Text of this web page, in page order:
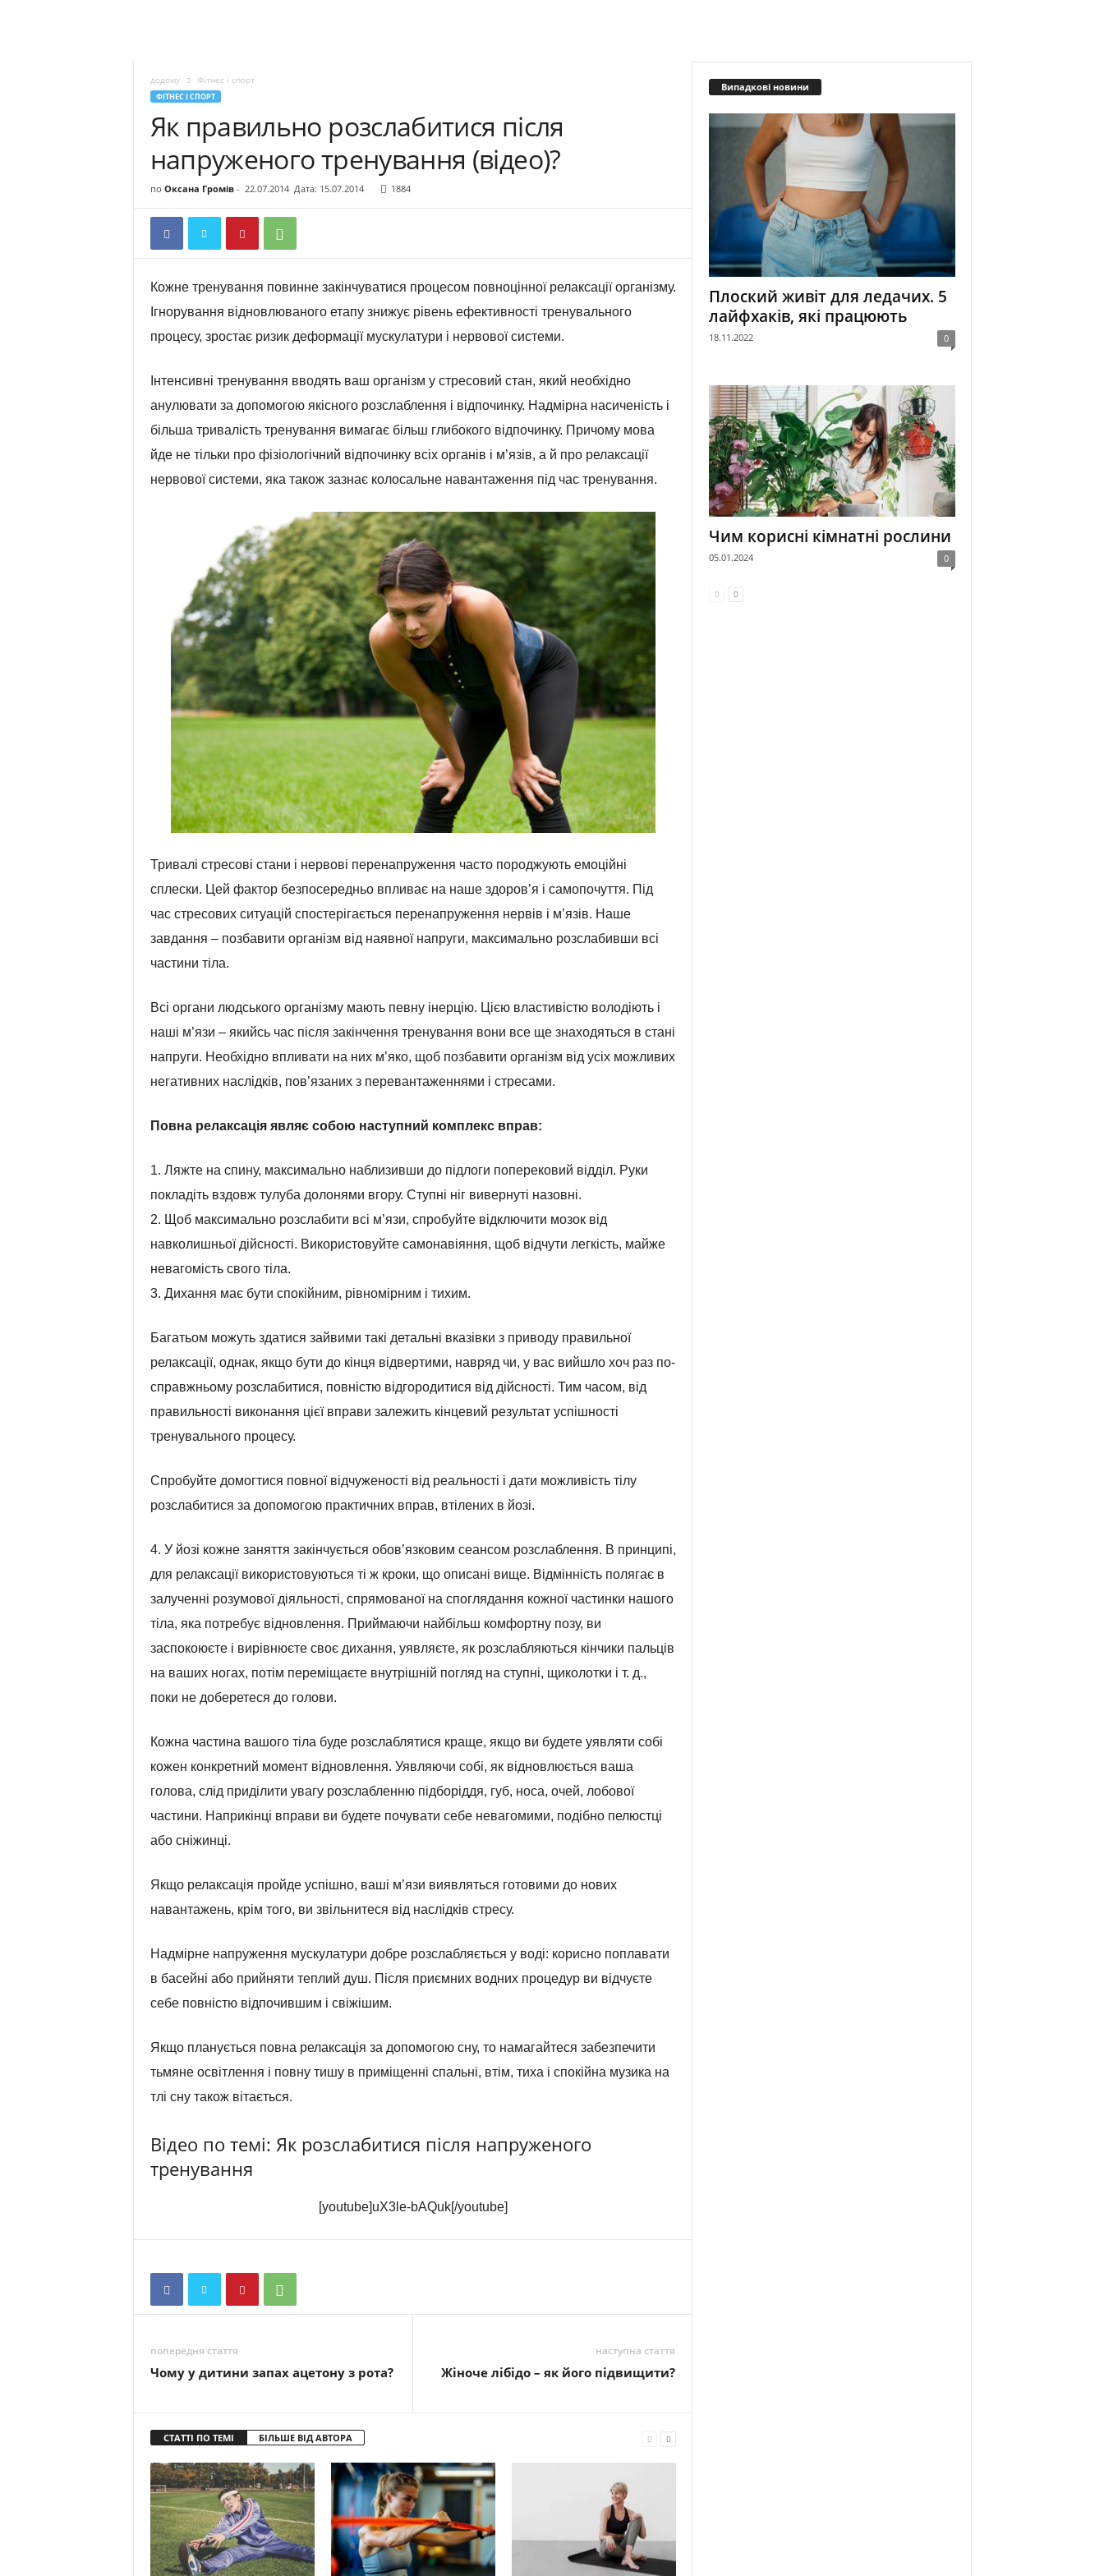
додому Фітнес і спорт
ФІТНЕС І СПОРТ
Як правильно розслабитися після
напруженого тренування (відео)?
по Оксана Громів- 22.07.2014 Дата: 15.07.2014 1884
Кожне тренування повинне закінчуватися процесом повноцінної релаксації організму.
Ігнорування відновлюваного етапу знижує рівень ефективності тренувального
процесу, зростає ризик деформації мускулатури і нервової системи.
Інтенсивні тренування вводять ваш організм у стресовий стан, який необхідно
анулювати за допомогою якісного розслаблення і відпочинку. Надмірна насиченість і
більша тривалість тренування вимагає більш глибокого відпочинку. Причому мова
йде не тільки про фізіологічний відпочинку всіх органів і м’язів, а й про релаксації
нервової системи, яка також зазнає колосальне навантаження під час тренування.
Тривалі стресові стани і нервові перенапруження часто породжують емоційні
сплески. Цей фактор безпосередньо впливає на наше здоров’я і самопочуття. Під
час стресових ситуацій спостерігається перенапруження нервів і м’язів. Наше
завдання – позбавити організм від наявної напруги, максимально розслабивши всі
частини тіла.
Всі органи людського організму мають певну інерцію. Цією властивістю володіють і
наші м’язи – якийсь час після закінчення тренування вони все ще знаходяться в стані
напруги. Необхідно впливати на них м’яко, щоб позбавити організм від усіх можливих
негативних наслідків, пов’язаних з перевантаженнями і стресами.
Повна релаксація являє собою наступний комплекс вправ:
1. Ляжте на спину, максимально наблизивши до підлоги поперековий відділ. Руки
покладіть вздовж тулуба долонями вгору. Ступні ніг вивернуті назовні.
2. Щоб максимально розслабити всі м’язи, спробуйте відключити мозок від
навколишньої дійсності. Використовуйте самонавіяння, щоб відчути легкість, майже
невагомість свого тіла.
3. Дихання має бути спокійним, рівномірним і тихим.
Багатьом можуть здатися зайвими такі детальні вказівки з приводу правильної
релаксації, однак, якщо бути до кінця відвертими, навряд чи, у вас вийшло хоч раз по-
справжньому розслабитися, повністю відгородитися від дійсності. Тим часом, від
правильності виконання цієї вправи залежить кінцевий результат успішності
тренувального процесу.
Спробуйте домогтися повної відчуженості від реальності і дати можливість тілу
розслабитися за допомогою практичних вправ, втілених в йозі.
4. У йозі кожне заняття закінчується обов’язковим сеансом розслаблення. В принципі,
для релаксації використовуються ті ж кроки, що описані вище. Відмінність полягає в
залученні розумової діяльності, спрямованої на споглядання кожної частинки нашого
тіла, яка потребує відновлення. Приймаючи найбільш комфортну позу, ви
заспокоюєте і вирівнюєте своє дихання, уявляєте, як розслабляються кінчики пальців
на ваших ногах, потім переміщаєте внутрішній погляд на ступні, щиколотки і т. д.,
поки не доберетеся до голови.
Кожна частина вашого тіла буде розслаблятися краще, якщо ви будете уявляти собі
кожен конкретний момент відновлення. Уявляючи собі, як відновлюється ваша
голова, слід приділити увагу розслабленню підборіддя, губ, носа, очей, лобової
частини. Наприкінці вправи ви будете почувати себе невагомими, подібно пелюстці
або сніжинці.
Якщо релаксація пройде успішно, ваші м’язи виявляться готовими до нових
навантажень, крім того, ви звільнитеся від наслідків стресу.
Надмірне напруження мускулатури добре розслабляється у воді: корисно поплавати
в басейні або прийняти теплий душ. Після приємних водних процедур ви відчуєте
себе повністю відпочившим і свіжішим.
Якщо планується повна релаксація за допомогою сну, то намагайтеся забезпечити
тьмяне освітлення і повну тишу в приміщенні спальні, втім, тиха і спокійна музика на
тлі сну також вітається.
Відео по темі: Як розслабитися після напруженого
тренування
[youtube]uX3le-bAQuk[/youtube]
попередня стаття
Чому у дитини запах ацетону з рота?
наступна стаття
Жіноче лібідо – як його підвищити?
СТАТТІ ПО ТЕМІ БІЛЬШЕ ВІД АВТОРА
Випадкові новини
Плоский живіт для ледачих. 5
лайфхаків, які працюють
18.11.2022 0
Чим корисні кімнатні рослини
05.01.2024 0